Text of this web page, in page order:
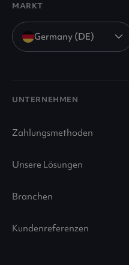
MARKT
Germany (DE)
UNTERNEHMEN
Zahlungsmethoden
Unsere Lösungen
Branchen
Kundenreferenzen